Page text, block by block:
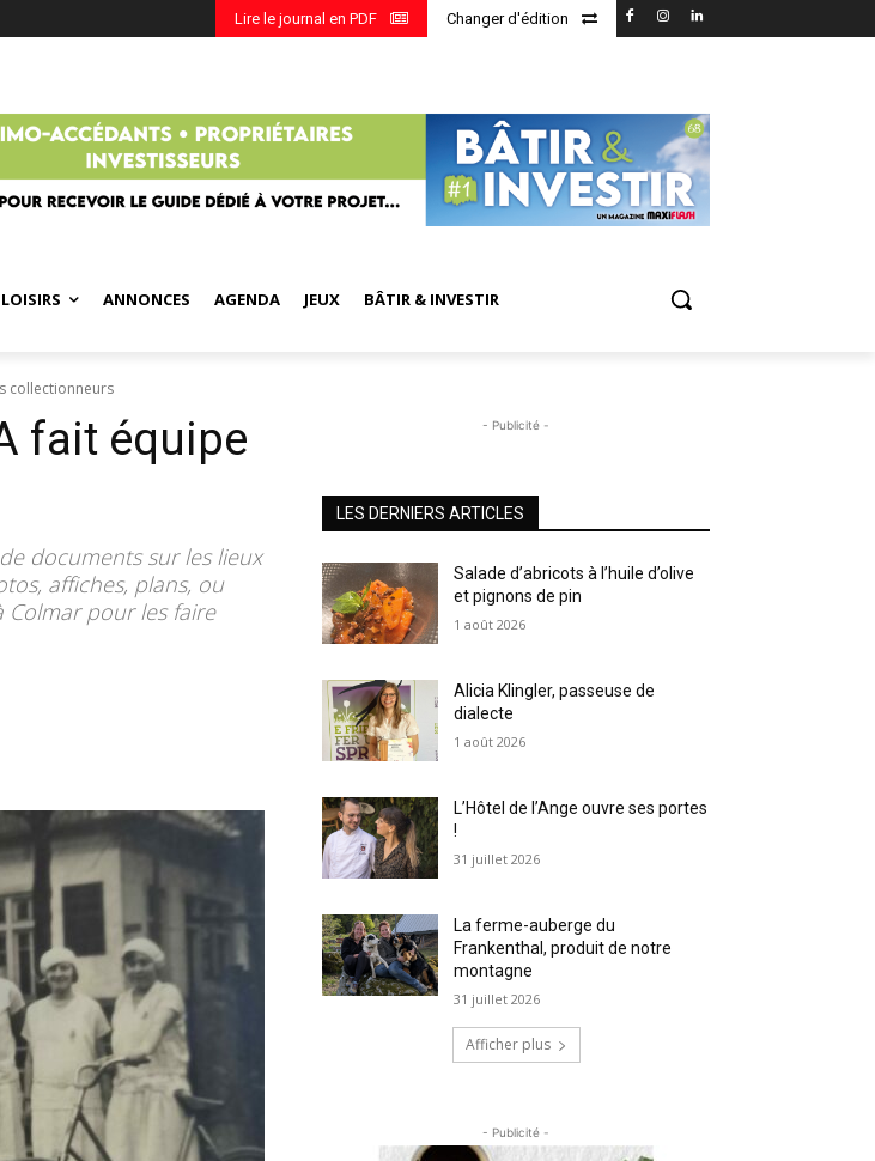
Changer d'édition
Lire le journal en PDF
ANNONCES AGENDA JEUX BÂTIR & INVESTIR
collectionneurs
fait équipe
documents sur les lieux
affiches, plans, ou
Colmar pour les faire
- Publicité -
LES DERNIERS ARTICLES
Salade d’abricots à l’huile d’olive
et pignons de pin
1 août 2026
Alicia Klingler, passeuse de
dialecte
1 août 2026
L’Hôtel de l’Ange ouvre ses portes
!
31 juillet 2026
La ferme-auberge du
Frankenthal, produit de notre
montagne
31 juillet 2026
Afficher plus
- Publicité -